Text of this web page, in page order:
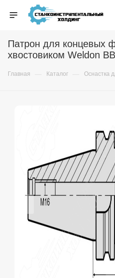
Патрон для концевых
хвостовиком Weldon
Главная — Каталог — Оснастка